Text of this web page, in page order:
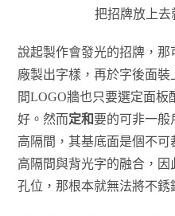
把招牌放上去
說起製作會發光的招牌，
廠製出字樣，再於字後面
間LOGO牆也只要選定面
好。然而定和要的可非一般
高隔間，其基底面是個不
高隔間與背光字的融合，
孔位，那根本就無法將不銹